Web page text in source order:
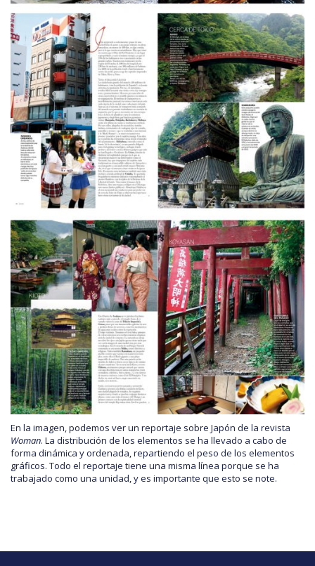
En la imagen, podemos ver un reportaje sobre Japón de la revista
Woman. La distribución de los elementos se ha llevado a cabo de
forma dinámica y ordenada, repartiendo el peso de los elementos
gráficos. Todo el reportaje tiene una misma línea porque se ha
trabajado como una unidad, y es importante que esto se note.